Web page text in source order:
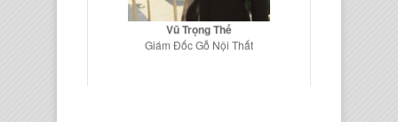
Vũ Trọng Thế
Giám Đốc Gỗ Nội Thất